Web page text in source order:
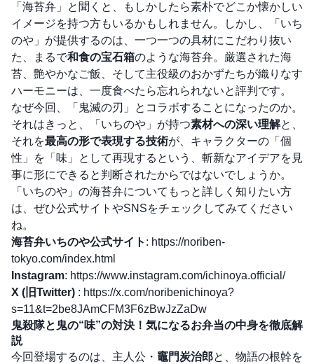
「海苔弁」と聞くと、もしかしたら素朴でどこか懐かしい
イメージを持つ方もいるかもしれません。しかし、「いち
のや」が提供するのは、一つ一つの具材にこだわり抜い
た、まるで和食の宝石箱のような海苔弁。厳選された海
苔、艶やかなご飯、そして主役級のおかずたちが織りなす
ハーモニーは、一度食べたら忘れられないと評判です。
なぜ今回、「鬼滅の刃」とコラボすることになったのか。
それはきっと、「いちのや」が持つ素材への深い理解と、
それを最高の形で表現する技術が、キャラクターの「個
性」を「味」として再現するという、斬新なアイデアを見
事に形にできると判断されたからではないでしょうか。
「いちのや」の海苔弁についてもっと詳しく知りたい方
は、ぜひ公式サイトやSNSをチェックしてみてください
ね。
海苔弁いちのや公式サイト : https://noriben-
tokyo.com/index.html
Instagram: https://www.instagram.com/ichinoya.official/
X (旧Twitter) : https://x.com/noribenichinoya?
s=11&t=2be8JAmCFM3F6zBwJzZaDw
鬼殺隊と鬼の“味”の対決！気になるお弁当の中身を徹底解
説
今回登場するのは、主人公・ 竈門炭治郎と、物語の根幹を